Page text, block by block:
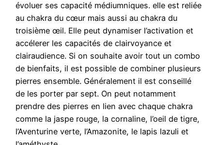
évoluer ses capacité médiumniques. elle est reliée
au chakra du cœur mais aussi au chakra du
troisième œil. Elle peut dynamiser l’activation et
accélerer les capacités de clairvoyance et
clairaudience. Si on souhaite avoir tout un combo
de bienfaits, il est possible de combiner plusieurs
pierres ensemble. Généralement il est conseillé
de les porter par sept. On peut notamment
prendre des pierres en lien avec chaque chakra
comme la jaspe rouge, la cornaline, l’oeil de tigre,
l’Aventurine verte, l’Amazonite, le lapis lazuli et